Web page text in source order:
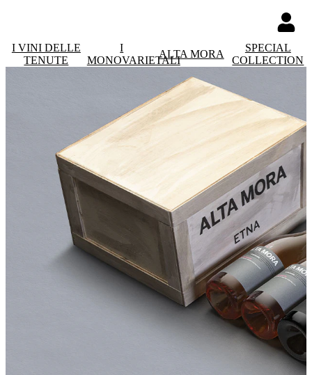
I VINI DELLE
TENUTE
I
MONOVARIETALI
ALTA MORA
SPECIAL
COLLECTION